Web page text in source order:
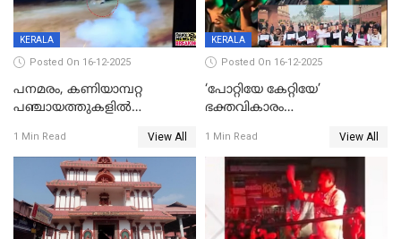
KERALA
Posted On 16-12-2025
പനമരം, കണിയാമ്പറ്റ
പഞ്ചായത്തുകളിൽ
സ്ഥാപനങ്ങൾക്ക് അവധി
1 Min Read View All
KERALA
Posted On 16-12-2025
‘പോറ്റിയേ കേറ്റിയേ’
ഭക്തവികാരം
ഡിജിപിക്ക് പരാതി; ശക്തമായ
നടപടി വേണമെന്നു
സിപിഐഎമ്മും
1 Min Read View All